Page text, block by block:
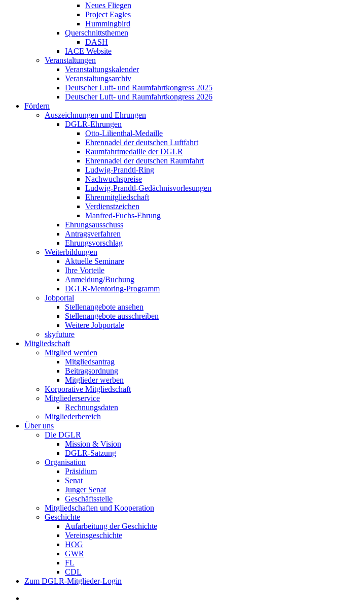
Neues Fliegen
Project Eagles
Hummingbird
Querschnittsthemen
DASH
IACE Website
Veranstaltungen
Veranstaltungskalender
Veranstaltungsarchiv
Deutscher Luft- und Raumfahrtkongress 2025
Deutscher Luft- und Raumfahrtkongress 2026
Fördern
Auszeichnungen und Ehrungen
DGLR-Ehrungen
Otto-Lilienthal-Medaille
Ehrennadel der deutschen Luftfahrt
Raumfahrtmedaille der DGLR
Ehrennadel der deutschen Raumfahrt
Ludwig-Prandtl-Ring
Nachwuchspreise
Ludwig-Prandtl-Gedächnisvorlesungen
Ehrenmitgliedschaft
Verdienstzeichen
Manfred-Fuchs-Ehrung
Ehrungsausschuss
Antragsverfahren
Ehrungsvorschlag
Weiterbildungen
Aktuelle Seminare
Ihre Vorteile
Anmeldung/Buchung
DGLR-Mentoring-Programm
Jobportal
Stellenangebote ansehen
Stellenangebote ausschreiben
Weitere Jobportale
skyfuture
Mitgliedschaft
Mitglied werden
Mitgliedsantrag
Beitragsordnung
Mitglieder werben
Korporative Mitgliedschaft
Mitgliederservice
Rechnungsdaten
Mitgliederbereich
Über uns
Die DGLR
Mission & Vision
DGLR-Satzung
Organisation
Präsidium
Senat
Junger Senat
Geschäftsstelle
Mitgliedschaften und Kooperation
Geschichte
Aufarbeitung der Geschichte
Vereinsgeschichte
HOG
GWR
FL
CDL
Zum DGLR-Mitglieder-Login